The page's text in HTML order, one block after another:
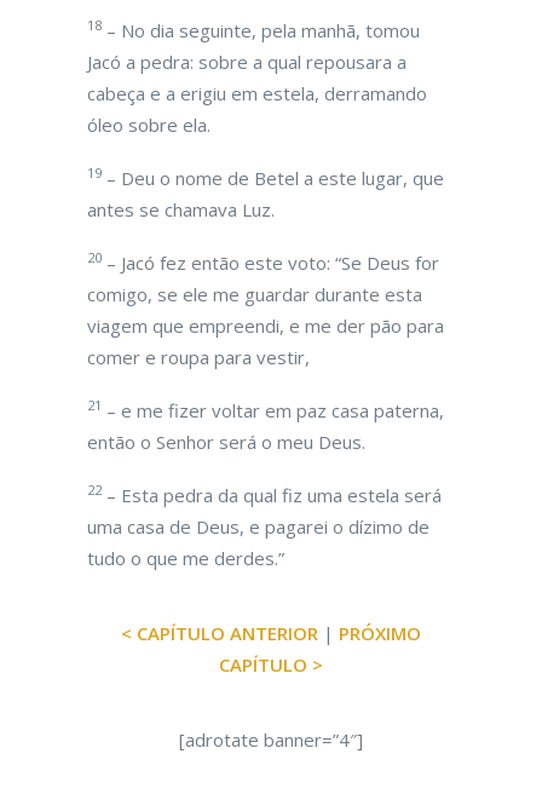
18 – No dia seguinte, pela manhã, tomou
Jacó a pedra: sobre a qual repousara a
cabeça e a erigiu em estela, derramando
óleo sobre ela.
19 – Deu o nome de Betel a este lugar, que
antes se chamava Luz.
20 – Jacó fez então este voto: “Se Deus for
comigo, se ele me guardar durante esta
viagem que empreendi, e me der pão para
comer e roupa para vestir,
21 – e me fizer voltar em paz casa paterna,
então o Senhor será o meu Deus.
22– Esta pedra da qual fiz uma estela será
uma casa de Deus, e pagarei o dízimo de
tudo o que me derdes.”
< CAPÍTULO ANTERIOR | PRÓXIMO
CAPÍTULO >
[adrotate banner=”4″]